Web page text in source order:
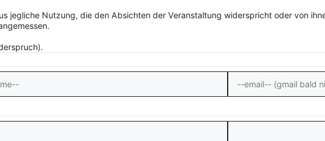
jegliche Nutzung, die den Absichten der Veranstaltung widerspricht oder von